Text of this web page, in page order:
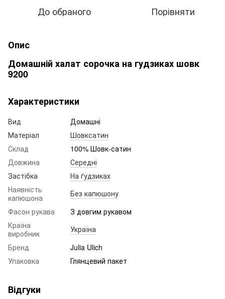
До обраного Порівняти
Опис
Домашній халат сорочка на гудзиках шовк
9200
Характеристики
Вид
Домашні
Матеріал
Шовксатин
Склад
100% Шовк-сатин
Довжина
Середні
Застібка
На ґудзиках
Наявність
капюшона
Без капюшону
Фасон рукава
З довгим рукавом
Країна
виробник
Україна
Бренд
Julia Ulich
Упаковка
Глянцевий пакет
Відгуки